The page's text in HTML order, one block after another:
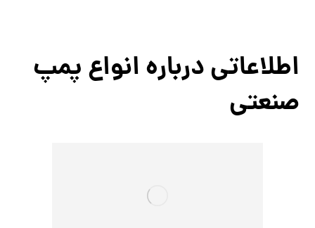
اطلاعاتی درباره انواع پمپ
صنعتی